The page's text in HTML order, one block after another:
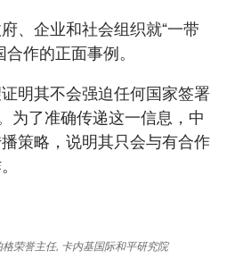
、企业和社会组织就“一带
作的正面事例。
明其不会强迫任何国家签署
为了准确传递这一信息，中
策略，说明其只会与有合作
格荣誉主任, 卡内基国际和平研究院